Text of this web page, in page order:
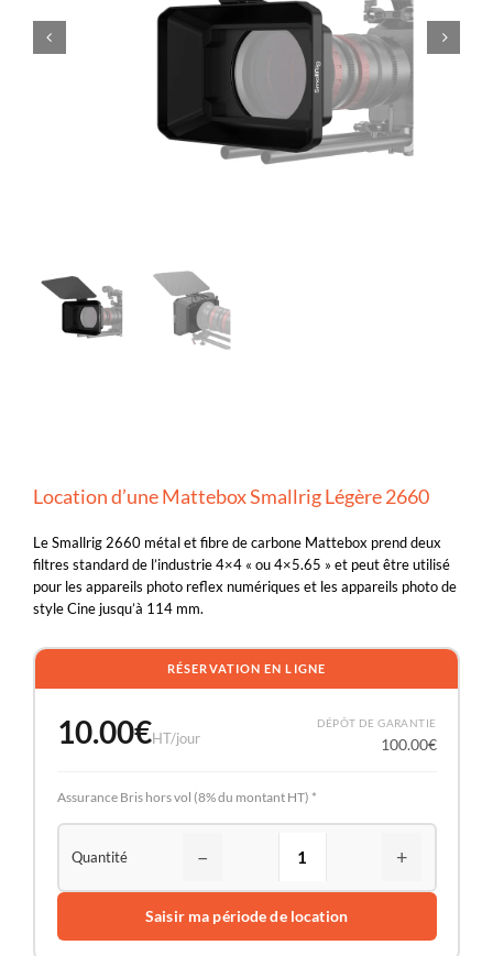
Location d’une Mattebox Smallrig Légère 2660
Le Smallrig 2660 métal et fibre de carbone Mattebox prend deux
filtres standard de l’industrie 4×4 « ou 4×5.65 » et peut être utilisé
pour les appareils photo reflex numériques et les appareils photo de
style Cine jusqu’à 114 mm.
RÉSERVATION EN LIGNE
10.00€HT/jour
DÉPÔT DE GARANTIE
100.00€
Assurance Bris hors vol (8% du montant HT) *
− +
Saisir ma période de location